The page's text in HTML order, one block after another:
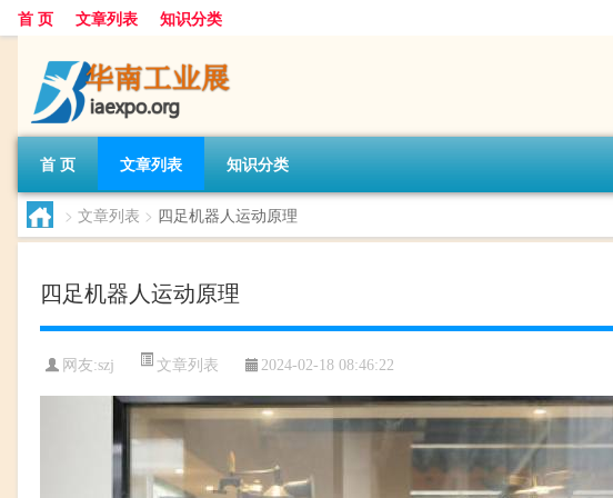
首 页 文章列表 知识分类
首 页 文章列表 知识分类
> 文章列表 > 四足机器人运动原理
四足机器人运动原理
网友:szj 文章列表 2024-02-18 08:46:22